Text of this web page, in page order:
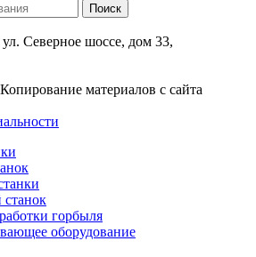
Поиск
Северное шоссе, дом 33,
материалов с сайта
станок
горбыля
оборудование